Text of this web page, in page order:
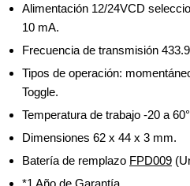
Alimentación 12/24VCD
10 mA.
Frecuencia de transmisión
Tipos de operación:
Toggle.
Temperatura de trabajo -20 a
Dimensiones 62 x 44 x 3 mm.
Batería de remplazo FPD009
*1 Año de Garantía